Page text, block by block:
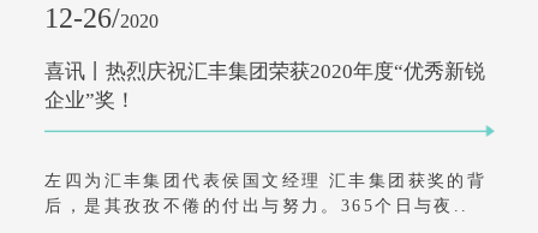
12-26/2020
喜讯丨热烈庆祝汇丰集团荣获2020年度“优秀新锐
企业”奖！
左四为汇丰集团代表侯国文经理 汇丰集团获奖的背
后，是其孜孜不倦的付出与努力。365个日与夜..